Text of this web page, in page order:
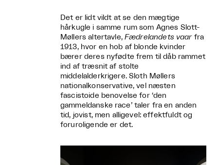
Det er lidt vildt at se den mægtige
hårkugle i samme rum som Agnes Slott-
Møllers altertavle,Fædrelandets vaarfra
1913, hvor en hob af blonde kvinder
bærer deres nyfødte frem til dåb rammet
ind af træsnit af stolte
middelalderkrigere. Sloth Møllers
nationalkonservative, vel næsten
fascistoide benovelse for ‘den
gammeldanske race’ taler fra en anden
tid, jovist, men alligevel: effektfuldt og
foruroligende er det.